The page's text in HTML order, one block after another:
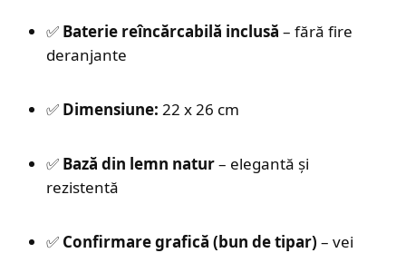
✅ Baterie reîncărcabilă inclusă – fără fire
deranjante
✅ Dimensiune: 22 x 26 cm
✅ Bază din lemn natur– elegantă și
rezistentă
✅ Confirmare grafică (bun de tipar) – vei